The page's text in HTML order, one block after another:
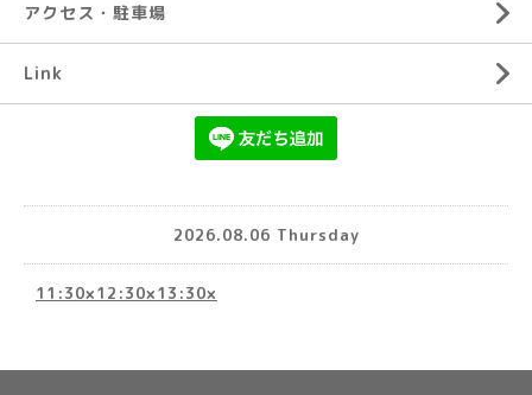
アクセス・駐車場
Link
2026.08.06 Thursday
11:30×12:30×13:30×